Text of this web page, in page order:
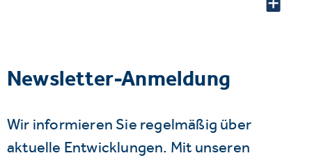
Newsletter-Anmeldung
Wir informieren Sie regelmäßig über
aktuelle Entwicklungen. Mit unseren